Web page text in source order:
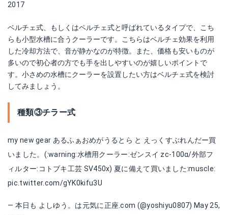
2017
ベルチェ式、もしくはペルチェ式と呼ばれているタイプで、こち
らも小型水槽に合うクーラーです。こちらはベルチェ効果を利用
した冷却方法で、音が静かなのが特徴。また、価格も安いものが
多いので初心者の方でも手を出しやすいのが嬉しいポイントで
す。小さめの水槽にクーラーを設置したい方はベルチェ式を検討
してみましょう。
種類③チラー式
my new gear あるふぁおめがうるとら と えっくすぶれんだー買
いました。(:warning:️水槽用クーラー:ゼンスイ zc-100α/外部フ
ィルター:コトブキ工芸 SV450x) 夏に備えて買いました:muscle:
pic.twitter.com/gYK0kifu3U
— 本日も よしゆう。は元気に正座.com (@yoshiyu0807) May 25,